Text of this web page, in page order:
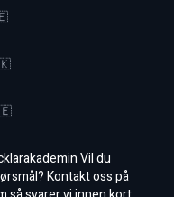
Vil du
Kontakt oss på